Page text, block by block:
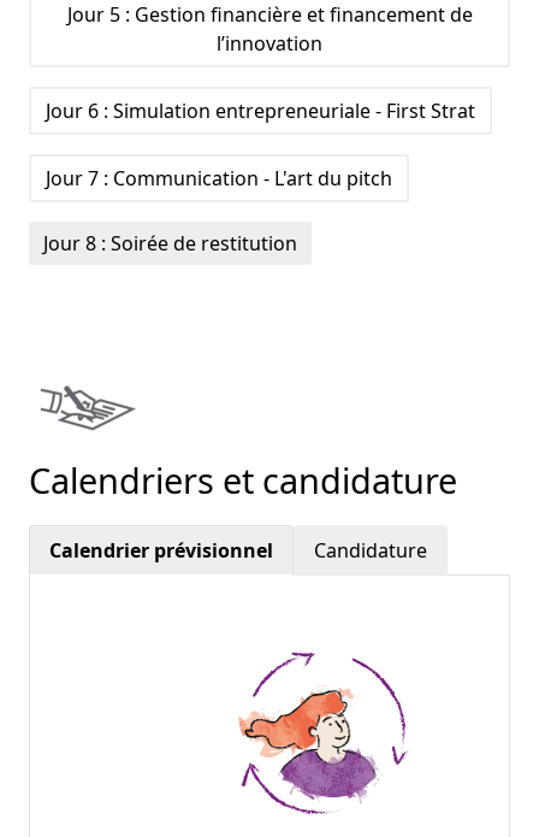
Jour 5 : Gestion financière et financement de
l’innovation
Jour 6 : Simulation entrepreneuriale - First Strat
Jour 7 : Communication - L'art du pitch
Jour 8 : Soirée de restitution
Calendriers et candidature
Calendrier prévisionnel Candidature